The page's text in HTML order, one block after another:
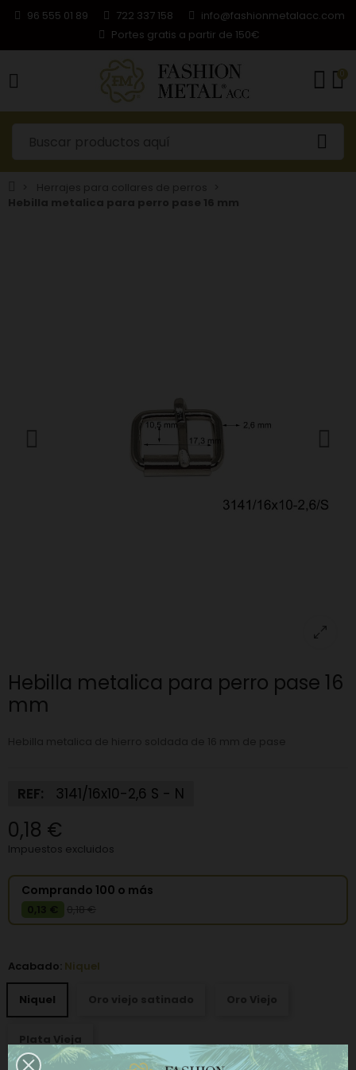
96 555 01 89 722 337 158
info@fashionmetalacc.com
Portes gratis a partir de 150€
0
Hebilla metalica para perro pase 16
mm
REF: 3141/16x10-2,6 S - N
0,18 €
Impuestos excluidos
Comprando 100 o más
0,13 €
Acabado: Niquel
Niquel